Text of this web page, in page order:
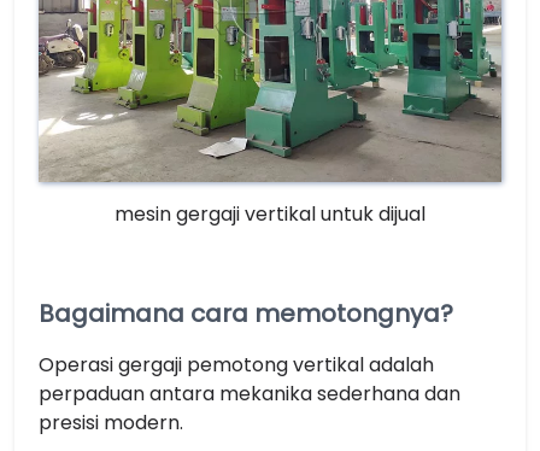
mesin gergaji vertikal untuk dijual
Bagaimana cara memotongnya?
Operasi gergaji pemotong vertikal adalah
perpaduan antara mekanika sederhana dan
presisi modern.